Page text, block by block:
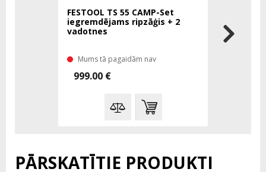
FESTOOL TS 55 CAMP-Set
iegremdējams ripzāģis + 2
vadotnes
Mums tā pagaidām nav
999.00 €
PĀRSKATĪTIE PRODUKTI